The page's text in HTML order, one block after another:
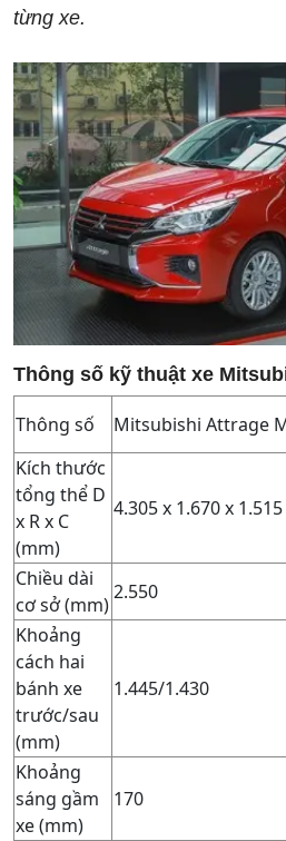
từng xe.
Thông số kỹ thuật xe
Thông số Mitsubishi Attrage
Kích thước
tổng thể D
x R x C
(mm)
4.305 x 1.670 x 1.515
Chiều dài
cơ sở (mm)
2.550
Khoảng
cách hai
bánh xe
trước/sau
(mm)
1.445/1.430
Khoảng
sáng gầm
xe (mm)
170